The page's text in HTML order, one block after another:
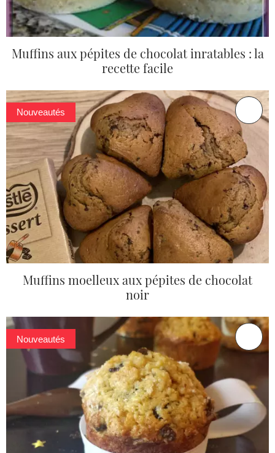
Muffins aux pépites de chocolat inratables : la
recette facile
Nouveautés
Muffins moelleux aux pépites de chocolat
noir
Nouveautés